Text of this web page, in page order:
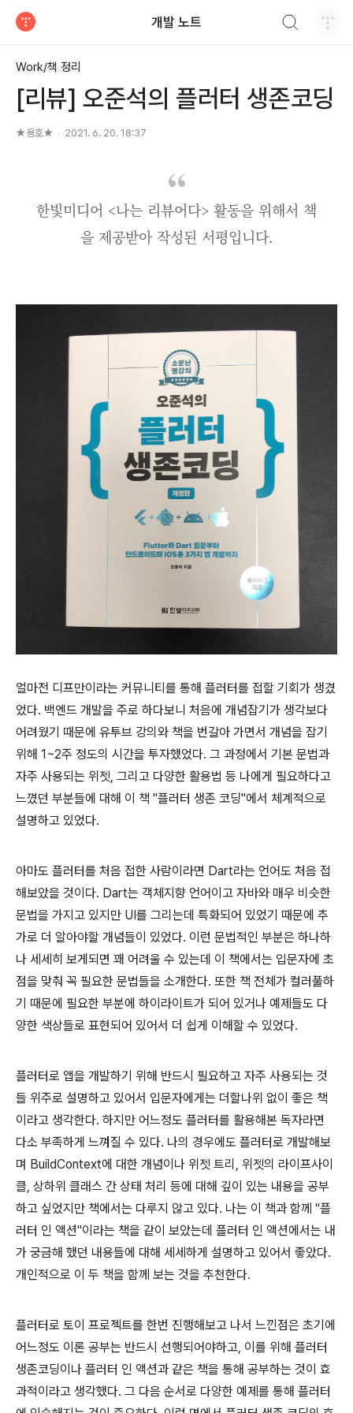
개발 노트
Work/책 정리
[리뷰] 오준석의 플러터 생존코딩
★용호★ 2021. 6. 20. 18:37
한빛미디어 <나는 리뷰어다> 활동을 위해서 책
을 제공받아 작성된 서평입니다.
얼마전 디프만이라는 커뮤니티를 통해 플러터를 접할 기회가 생겼
었다. 백엔드 개발을 주로 하다보니 처음에 개념잡기가 생각보다
어려웠기 때문에 유투브 강의와 책을 번갈아 가면서 개념을 잡기
위해 1~2주 정도의 시간을 투자했었다. 그 과정에서 기본 문법과
자주 사용되는 위젯, 그리고 다양한 활용법 등 나에게 필요하다고
느꼈던 부분들에 대해 이 책 "플러터 생존 코딩"에서 체계적으로
설명하고 있었다.
아마도 플러터를 처음 접한 사람이라면 Dart라는 언어도 처음 접
해보았을 것이다. Dart는 객체지향 언어이고 자바와 매우 비슷한
문법을 가지고 있지만 UI를 그리는데 특화되어 있었기 때문에 추
가로 더 알아야할 개념들이 있었다. 이런 문법적인 부분은 하나하
나 세세히 보게되면 꽤 어려울 수 있는데 이 책에서는 입문자에 초
점을 맞춰 꼭 필요한 문법들을 소개한다. 또한 책 전체가 컬러풀하
기 때문에 필요한 부분에 하이라이트가 되어 있거나 예제들도 다
양한 색상들로 표현되어 있어서 더 쉽게 이해할 수 있었다.
플러터로 앱을 개발하기 위해 반드시 필요하고 자주 사용되는 것
들 위주로 설명하고 있어서 입문자에게는 더할나위 없이 좋은 책
이라고 생각한다. 하지만 어느정도 플러터를 활용해본 독자라면
다소 부족하게 느껴질 수 있다. 나의 경우에도 플러터로 개발해보
며 BuildContext에 대한 개념이나 위젯 트리, 위젯의 라이프사이
클, 상하위 클래스 간 상태 처리 등에 대해 깊이 있는 내용을 공부
하고 싶었지만 책에서는 다루지 않고 있다. 나는 이 책과 함께 "플
러터 인 액션"이라는 책을 같이 보았는데 플러터 인 액션에서는 내
가 궁금해 했던 내용들에 대해 세세하게 설명하고 있어서 좋았다.
개인적으로 이 두 책을 함께 보는 것을 추천한다.
플러터로 토이 프로젝트를 한번 진행해보고 나서 느낀점은 초기에
어느정도 이론 공부는 반드시 선행되어야하고, 이를 위해 플러터
생존코딩이나 플러터 인 액션과 같은 책을 통해 공부하는 것이 효
과적이라고 생각했다. 그 다음 순서로 다양한 예제를 통해 플러터